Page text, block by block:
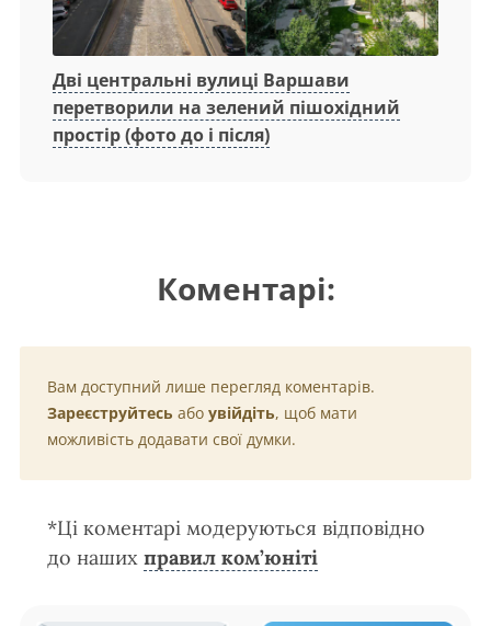
Дві центральні вулиці Варшави
перетворили на зелений пішохідний
простір (фото до і після)
Коментарі:
Вам доступний лише перегляд коментарів.
Зареєструйтесь або увійдіть, щоб мати
можливість додавати свої думки.
*Ці коментарі модеруються відповідно
до наших правил ком’юніті